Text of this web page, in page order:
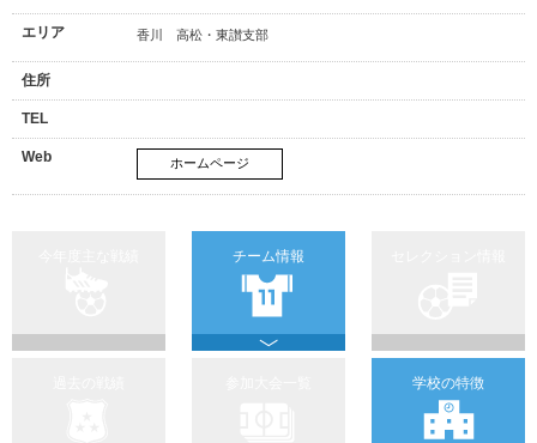
エリア 香川 高松・東讃支部
住所
TEL
Web ホームページ
チーム情報
学校の特徴